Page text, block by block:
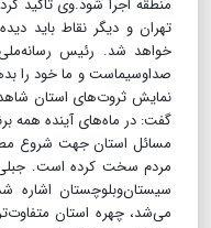
منطقه اجرا شود.وی تاکید
تهران و دیگر نقاط باید
خواهد شد. رئیس رسانه‌ملی
صداوسیماست و ما خود را
نمایش ثروت‌های استان
گفت: در ماه‌های آینده همه
مسائل استان جهت شروع
مردم سخت کرده است. جبلی
سیستان‌وبلوچستان اشاره
می‌شد، چهره استان